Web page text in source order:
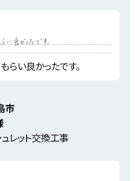
らい良かったです。
市
レット交換工事